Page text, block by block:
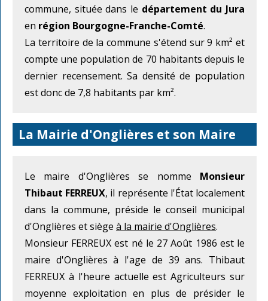
commune, située dans le département du Jura
en région Bourgogne-Franche-Comté.
La territoire de la commune s'étend sur 9 km² et
compte une population de 70 habitants depuis le
dernier recensement. Sa densité de population
est donc de 7,8 habitants par km².
La Mairie d'Onglières et son Maire
Le maire d'Onglières se nomme Monsieur
Thibaut FERREUX, il représente l'État localement
dans la commune, préside le conseil municipal
d'Onglières et siège à la mairie d'Onglières.
Monsieur FERREUX est né le 27 Août 1986 est le
maire d'Onglières à l'age de 39 ans. Thibaut
FERREUX à l'heure actuelle est Agriculteurs sur
moyenne exploitation en plus de présider le